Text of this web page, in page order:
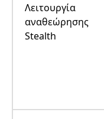
Λειτουργία
αναθεώρησης
Stealth